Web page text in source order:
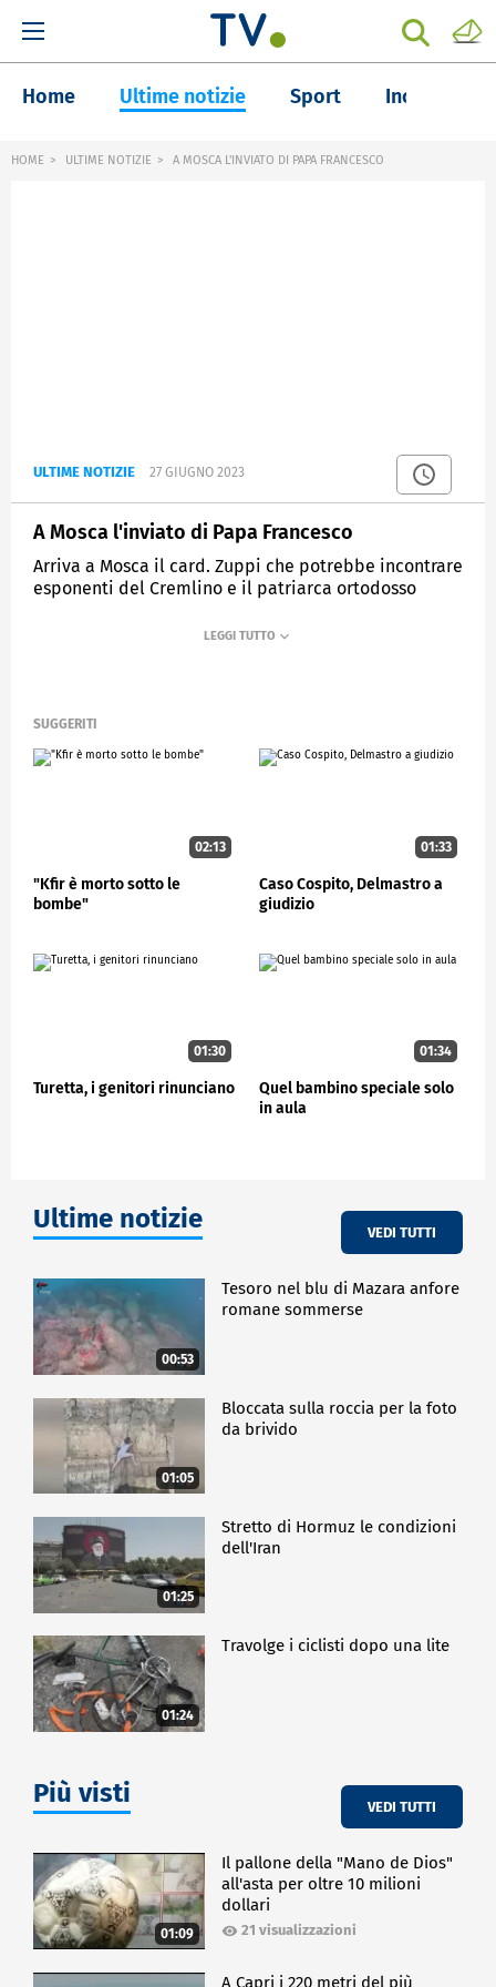
Home Ultime notizie Sport Inchieste
HOME ULTIME NOTIZIE A MOSCA L'INVIATO DI PAPA FRANCESCO
ULTIME NOTIZIE 27 GIUGNO 2023
A Mosca l'inviato di Papa Francesco
Arriva a Mosca il card. Zuppi che potrebbe incontrare
esponenti del Cremlino e il patriarca ortodosso
STUDIOAPERTO
SUGGERITI
02:13
"Kfir è morto sotto le
bombe"
01:33
Caso Cospito, Delmastro a
giudizio
01:30
Turetta, i genitori rinunciano
01:34
Quel bambino speciale solo
in aula
Ultime notizie VEDI TUTTI
00:53
Tesoro nel blu di Mazara anfore
romane sommerse
01:05
Bloccata sulla roccia per la foto
da brivido
01:25
Stretto di Hormuz le condizioni
dell'Iran
01:24
Travolge i ciclisti dopo una lite
Più visti VEDI TUTTI
01:09
Il pallone della "Mano de Dios"
all'asta per oltre 10 milioni
dollari
21 visualizzazioni
A Capri i 220 metri del più